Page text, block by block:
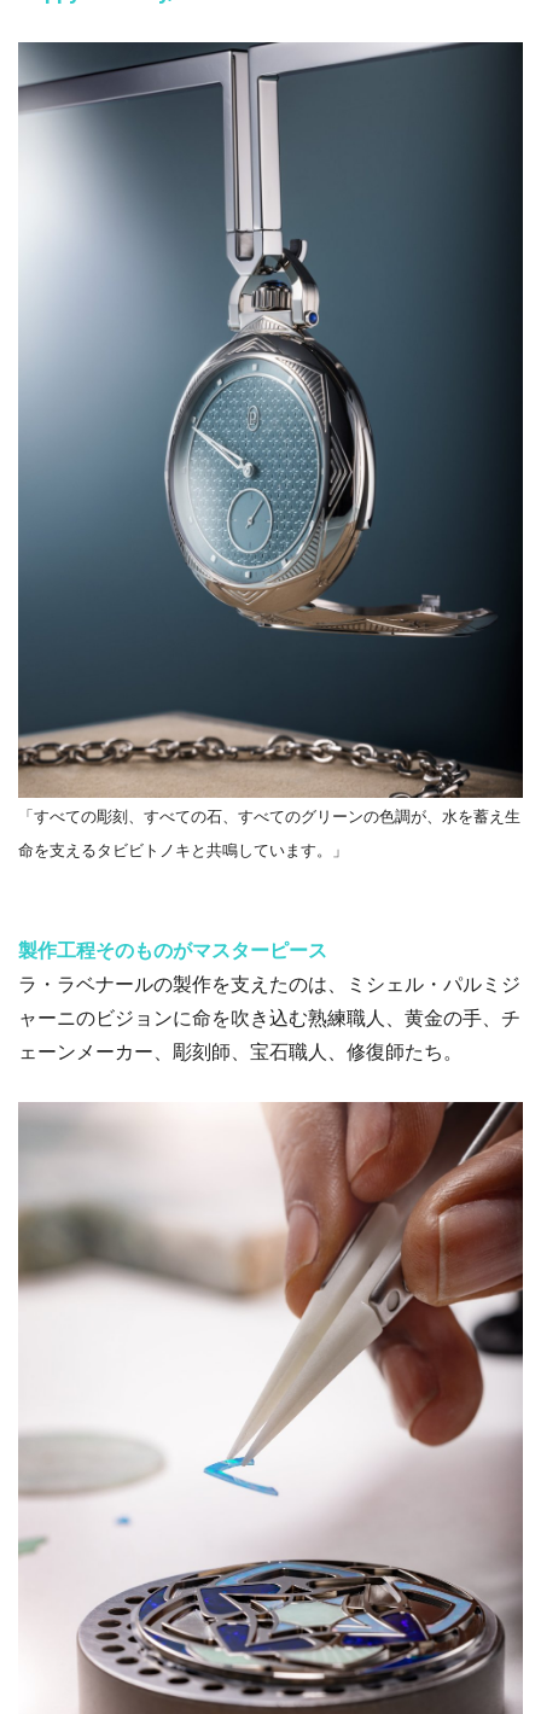
「すべての彫刻、すべての石、すべてのグリーンの色調が、水を蓄え生
命を支えるタビビトノキと共鳴しています。」
製作工程そのものがマスターピース
ラ・ラベナールの製作を支えたのは、ミシェル・パルミジ
ャーニのビジョンに命を吹き込む熟練職人、黄金の手、チ
ェーンメーカー、彫刻師、宝石職人、修復師たち。